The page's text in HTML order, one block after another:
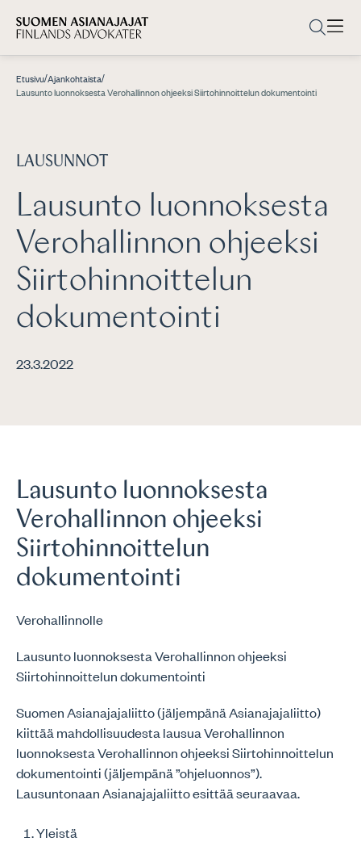
Etusivu/Ajankohtaista/
Lausunto luonnoksesta Verohallinnon ohjeeksi Siirtohinnoittelun dokumentointi
LAUSUNNOT
Lausunto luonnoksesta
Verohallinnon ohjeeksi
Siirtohinnoittelun
dokumentointi
23.3.2022
Lausunto luonnoksesta
Verohallinnon ohjeeksi
Siirtohinnoittelun
dokumentointi
Verohallinnolle
Lausunto luonnoksesta Verohallinnon ohjeeksi
Siirtohinnoittelun dokumentointi
Suomen Asianajajaliitto (jäljempänä Asianajajaliitto)
kiittää mahdollisuudesta lausua Verohallinnon
luonnoksesta Verohallinnon ohjeeksi Siirtohinnoittelun
dokumentointi (jäljempänä ”ohjeluonnos”).
Lausuntonaan Asianajajaliitto esittää seuraavaa.
Yleistä